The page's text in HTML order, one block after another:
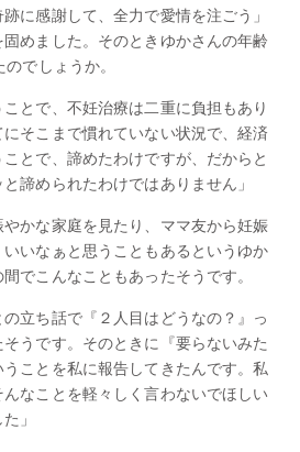
に感謝して、全力で愛情を注ごう」
めました。そのときゆかさんの年齢
でしょうか。
ことで、不妊治療は二重に負担もあり
そこまで慣れていない状況で、経済
とで、諦めたわけですが、だからと
諦められたわけではありません」
かな家庭を見たり、ママ友から妊娠
いなぁと思うこともあるというゆか
でこんなこともあったそうです。
の立ち話で『２人目はどうなの？』っ
うです。そのときに『要らないみた
ことを私に報告してきたんです。私
なことを軽々しく言わないでほしい
」